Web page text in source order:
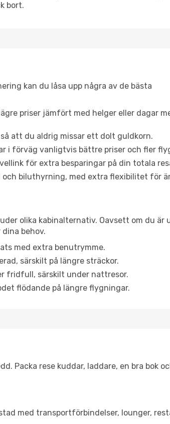
bort.
kan du låsa upp några av de bästa
priser jämfört med helger eller dagar
att du aldrig missar ett dolt guldkorn.
i förväg vanligtvis bättre priser och fler
för extra besparingar på din totala
och biluthyrning, med extra flexibilitet för
olika kabinalternativ. Oavsett om du är
behov.
med extra benutrymme.
särskilt på längre sträckor.
fridfull, särskilt under nattresor.
flödande på längre flygningar.
Packa rese kuddar, laddare, en bra bok
med transportförbindelser, lounger,